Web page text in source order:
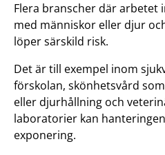
Flera branscher där arbetet
med människor eller djur
löper särskild risk.
Det är till exempel inom
förskolan, skönhetsvård
eller djurhållning och
laboratorier kan
exponering.